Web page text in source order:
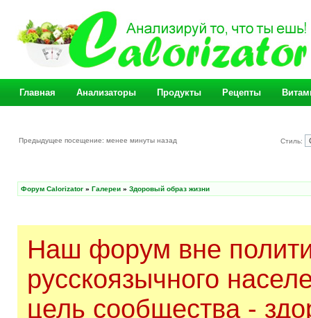
Главная Анализаторы Продукты Рецепты
Предыдущее посещение: менее минуты назад Стиль:
Форум Calorizator » Галереи » Здоровый образ жизни
Наш форум вне
русскоязычного
цель сообщества -